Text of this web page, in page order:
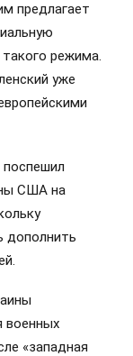
предлагает
режима.
уже
США на
дополнить
военных
«западная